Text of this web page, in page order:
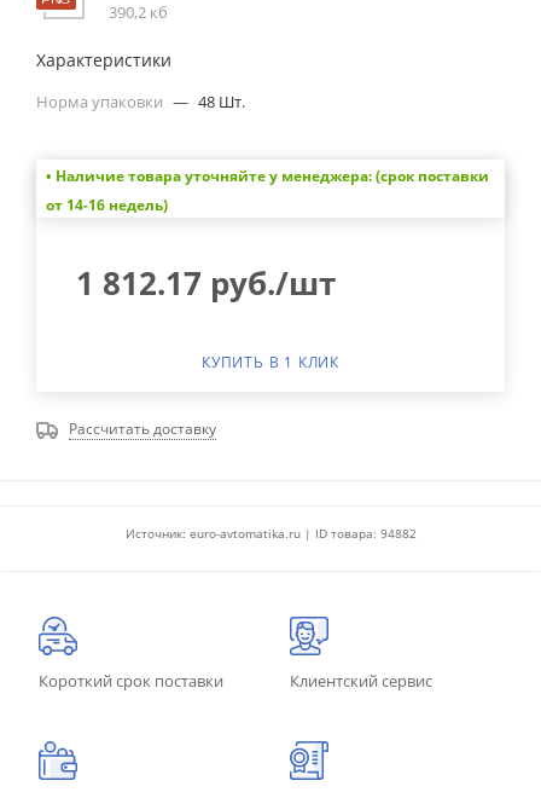
390,2 кб
Характеристики
Норма упаковки — 48 Шт.
• Наличие товара уточняйте у менеджера: (срок поставки
от 14-16 недель)
1 812.17 руб./шт
КУПИТЬ В 1 КЛИК
Рассчитать доставку
Источник: euro-avtomatika.ru | ID товара: 94882
Короткий срок поставки Клиентский сервис